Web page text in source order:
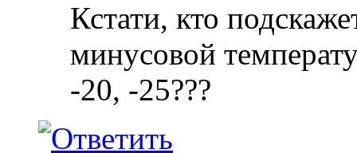
Кстати, кто
минусовой
-20, -25???